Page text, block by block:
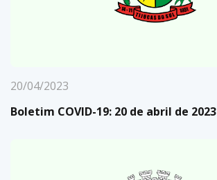
20/04/2023
Boletim COVID-19: 20 de abril de 2023